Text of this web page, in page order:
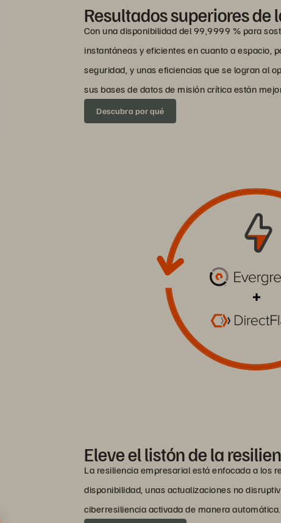
Resultados superiores de
Con una disponibilidad del 99,9999 % para
instantáneas y eficientes en cuanto a espacio,
seguridad, y unas eficiencias que se logran al
sus bases de datos de misión crítica están
Descubra por qué
Eleve el listón de la
La resiliencia empresarial está enfocada a los
disponibilidad, unas actualizaciones no
ciberresiliencia activada de manera automática.